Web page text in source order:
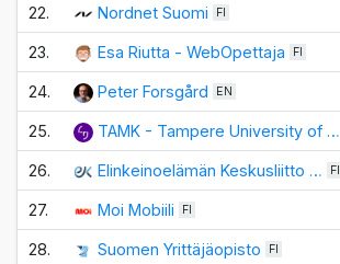
22. Nordnet Suomi FI
23. Esa Riutta - WebOpettaja FI
24. Peter Forsgård EN
25. TAMK - Tampere University of …
26. Elinkeinoelämän Keskusliitto … FI
27. Moi Mobiili FI
28. Suomen Yrittäjäopisto FI